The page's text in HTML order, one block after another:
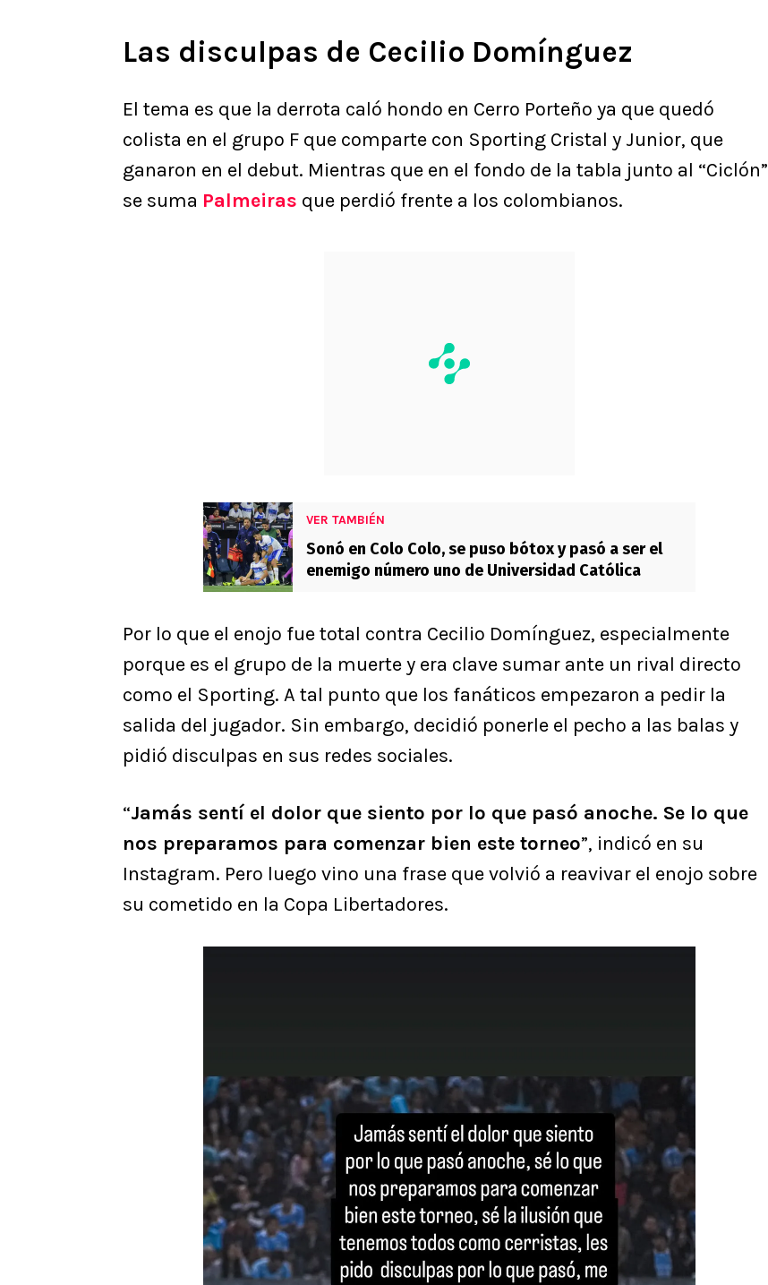
Las disculpas de Cecilio Domínguez
El tema es que la derrota caló hondo en Cerro Porteño ya que quedó
colista en el grupo F que comparte con Sporting Cristal y Junior, que
ganaron en el debut. Mientras que en el fondo de la tabla junto al “Ciclón”
se suma Palmeiras que perdió frente a los colombianos.
VER TAMBIÉN
Sonó en Colo Colo, se puso bótox y pasó a ser el
enemigo número uno de Universidad Católica
Por lo que el enojo fue total contra Cecilio Domínguez, especialmente
porque es el grupo de la muerte y era clave sumar ante un rival directo
como el Sporting. A tal punto que los fanáticos empezaron a pedir la
salida del jugador. Sin embargo, decidió ponerle el pecho a las balas y
pidió disculpas en sus redes sociales.
“Jamás sentí el dolor que siento por lo que pasó anoche. Se lo que
nos preparamos para comenzar bien este torneo”, indicó en su
Instagram. Pero luego vino una frase que volvió a reavivar el enojo sobre
su cometido en la Copa Libertadores.